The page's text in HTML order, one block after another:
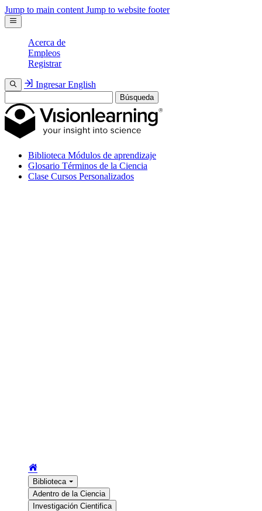
Jump to main content Jump to website footer
Acerca de
Empleos
Registrar
Ingresar English
Búsqueda
Biblioteca Módulos de aprendizaje
Glosario Términos de la Ciencia
Clase Cursos Personalizados
Biblioteca
Adentro de la Ciencia
Investigación Cientifica